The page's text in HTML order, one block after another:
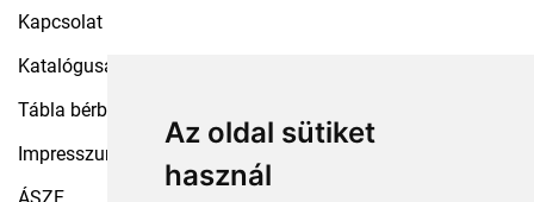
Az oldal sütiket
használ
Kapcsolat
Katalógusaink
Tábla bérbeadás
Impresszum